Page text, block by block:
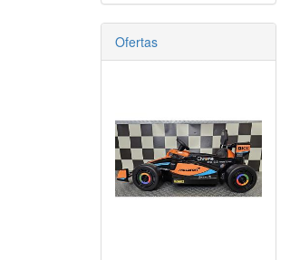
Ofertas